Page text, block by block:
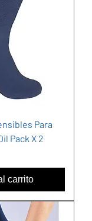
Para
Pack X 2
carrito